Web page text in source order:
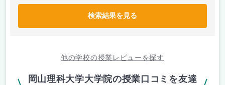
検索結果を見る
他の学校の授業レビューを探す
岡山理科大学大学院の授業口コミを友達